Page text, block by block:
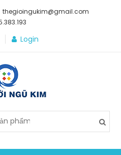
thegioingukim@gmail.com
Login
sản xuất